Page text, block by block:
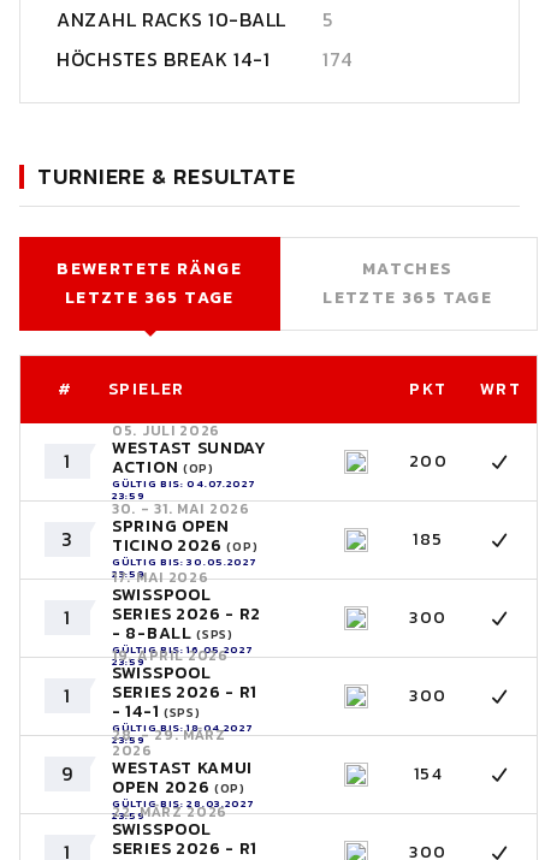
ANZAHL RACKS 10-BALL
5
HÖCHSTES BREAK 14-1
174
TURNIERE & RESULTATE
BEWERTETE RÄNGE
LETZTE 365 TAGE
MATCHES
LETZTE 365 TAGE
# SPIELER PKT WRT
1
05. JULI 2026
WESTAST SUNDAY
ACTION (OP)
GÜLTIG BIS: 04.07.2027
23:59
200
3
30. - 31. MAI 2026
SPRING OPEN
TICINO 2026(OP)
GÜLTIG BIS: 30.05.2027
23:59
185
1
17. MAI 2026
SWISSPOOL
SERIES 2026 - R2
- 8-BALL(SPS)
GÜLTIG BIS: 16.05.2027
23:59
300
1
19. APRIL 2026
SWISSPOOL
SERIES 2026 - R1
- 14-1 (SPS)
GÜLTIG BIS: 18.04.2027
23:59
300
9
28. - 29. MÄRZ
2026
WESTAST KAMUI
OPEN 2026 (OP)
GÜLTIG BIS: 28.03.2027
23:59
154
1
22. MÄRZ 2026
SWISSPOOL
SERIES 2026 - R1 300